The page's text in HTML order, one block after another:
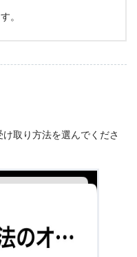
。
取り方法を選んでくださ